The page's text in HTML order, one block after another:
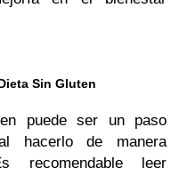
Sin Gluten
puede ser un paso
hacerlo de manera
recomendable leer